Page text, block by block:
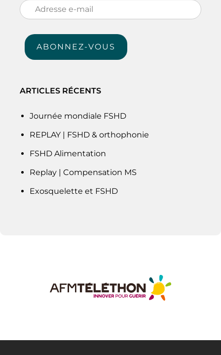
Adresse
e-
mail
ABONNEZ-VOUS
ARTICLES RÉCENTS
Journée mondiale FSHD
REPLAY | FSHD & orthophonie
FSHD Alimentation
Replay | Compensation MS
Exosquelette et FSHD